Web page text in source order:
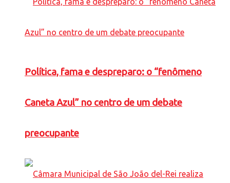
Política, fama e despreparo: o “fenômeno
Caneta Azul” no centro de um debate
preocupante